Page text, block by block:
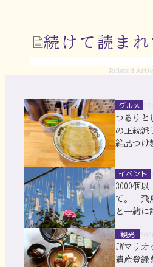
続けて読ま
Related
グルメ
つるりと
の正統派
絶品つけ
イベント
3000個
て。「飛
と一緒に
観光
JWマリ
遺産登録